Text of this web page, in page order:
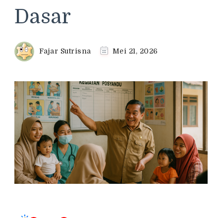
Dasar
Fajar Sutrisna Mei 21, 2026